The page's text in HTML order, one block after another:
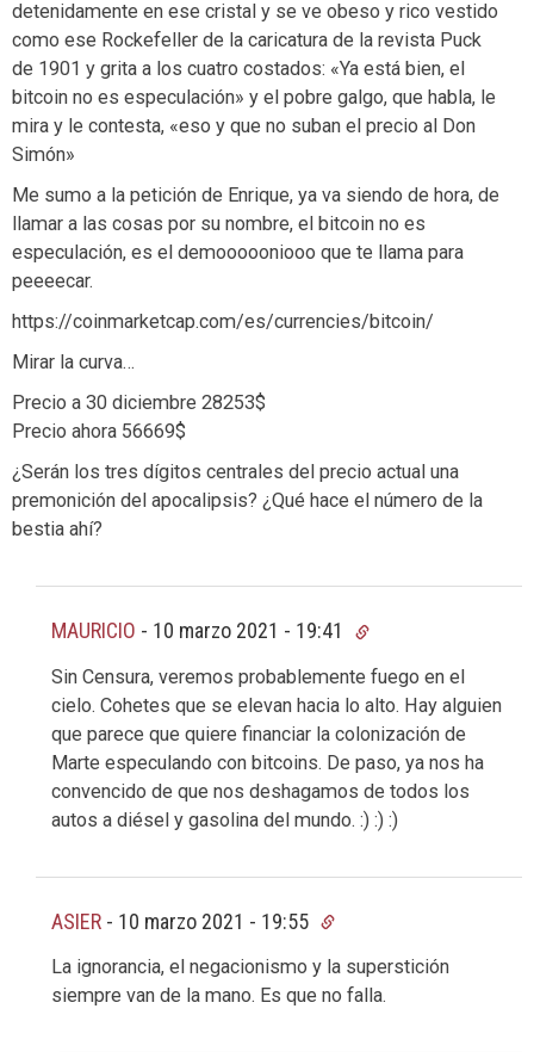
detenidamente en ese cristal y se ve obeso y rico vestido
como ese Rockefeller de la caricatura de la revista Puck
de 1901 y grita a los cuatro costados: «Ya está bien, el
bitcoin no es especulación» y el pobre galgo, que habla, le
mira y le contesta, «eso y que no suban el precio al Don
Simón»
Me sumo a la petición de Enrique, ya va siendo de hora, de
llamar a las cosas por su nombre, el bitcoin no es
especulación, es el demoooooniooo que te llama para
peeeecar.
https://coinmarketcap.com/es/currencies/bitcoin/
Mirar la curva…
Precio a 30 diciembre 28253$
Precio ahora 56669$
¿Serán los tres dígitos centrales del precio actual una
premonición del apocalipsis? ¿Qué hace el número de la
bestia ahí?
MAURICIO - 10 marzo 2021 - 19:41
Sin Censura, veremos probablemente fuego en el
cielo. Cohetes que se elevan hacia lo alto. Hay alguien
que parece que quiere financiar la colonización de
Marte especulando con bitcoins. De paso, ya nos ha
convencido de que nos deshagamos de todos los
autos a diésel y gasolina del mundo. :) :) :)
ASIER - 10 marzo 2021 - 19:55
La ignorancia, el negacionismo y la superstición
siempre van de la mano. Es que no falla.